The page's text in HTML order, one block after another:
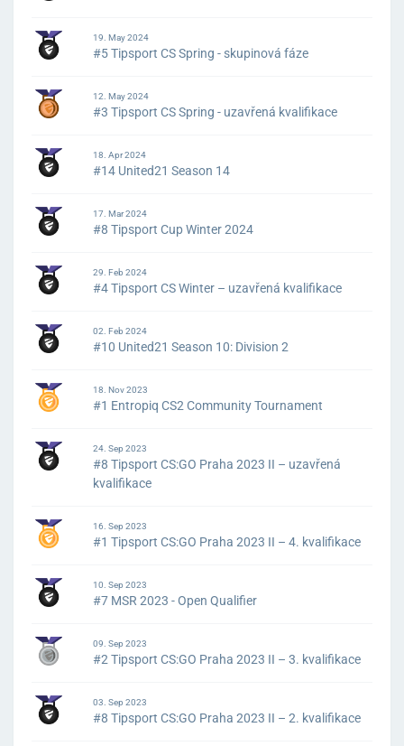
19. May 2024
#5 Tipsport CS Spring - skupinová fáze
12. May 2024
#3 Tipsport CS Spring - uzavřená kvalifikace
18. Apr 2024
#14 United21 Season 14
17. Mar 2024
#8 Tipsport Cup Winter 2024
29. Feb 2024
#4 Tipsport CS Winter – uzavřená kvalifikace
02. Feb 2024
#10 United21 Season 10: Division 2
18. Nov 2023
#1 Entropiq CS2 Community Tournament
24. Sep 2023
#8 Tipsport CS:GO Praha 2023 II – uzavřená
kvalifikace
16. Sep 2023
#1 Tipsport CS:GO Praha 2023 II – 4. kvalifikace
10. Sep 2023
#7 MSR 2023 - Open Qualifier
09. Sep 2023
#2 Tipsport CS:GO Praha 2023 II – 3. kvalifikace
03. Sep 2023
#8 Tipsport CS:GO Praha 2023 II – 2. kvalifikace